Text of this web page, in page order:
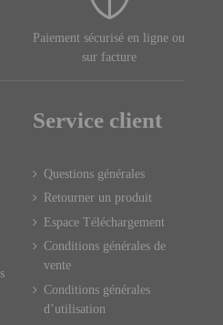
Paiement sécurisé en ligne ou
sur facture
Service client
Questions générales
Retourner un produit
Espace Téléchargement
Conditions générales de
vente
Conditions générales
d’utilisation